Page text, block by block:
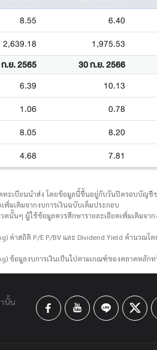
8.55 6.40
2,639.18 1,975.53
.ย. 2565 30 ก.ย. 2566
6.39 10.13
1.06 0.78
8.05 8.20
4.68 7.81
ะเบียนนำส่ง โดยข้อมูลนี้ขึ้นอยู่กับวันปิดรอบบัญ
พิ่มเติมจากงบการเงินฉบับเต็มประกอบ
นั้นๆ ผู้ใช้ข้อมูลควรศึกษารายละเอียดเพิ่มเติมจ
ค่าสถิติ P/E P/BV และ Dividend Yield คำนวณ
ข้อมูลงบการเงินเป็นไปตามเกณฑ์ของตลาดหลัก
นั้น